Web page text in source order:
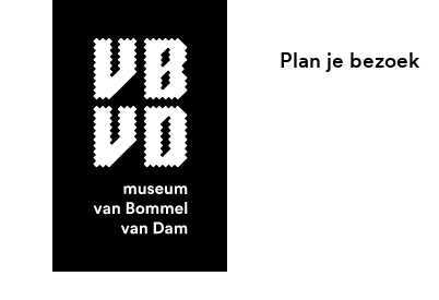
museum van Bommel van Dam
Plan je bezoek